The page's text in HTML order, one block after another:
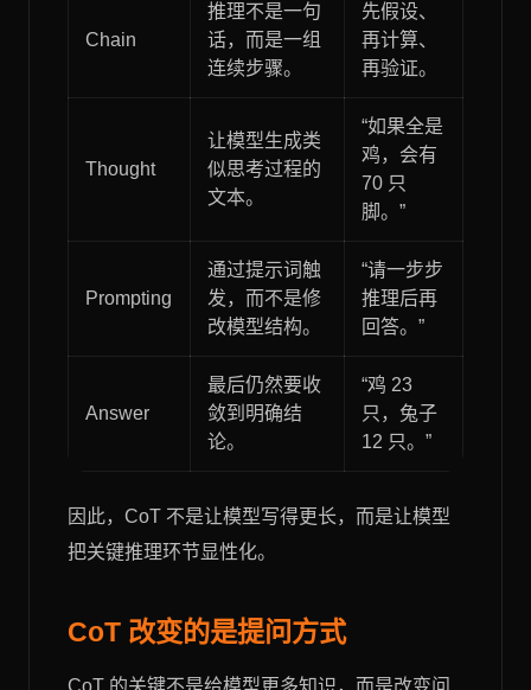
Chain
推理不是一句
话，而是一组
连续步骤。
先假设、
再计算、
再验证。
Thought
让模型生成类
似思考过程的
文本。
“如果全是
鸡，会有
70 只
脚。”
Prompting
通过提示词触
发，而不是修
改模型结构。
“请一步步
推理后再
回答。”
Answer
最后仍然要收
敛到明确结
论。
“鸡 23
只，兔子
12 只。”
因此，CoT 不是让模型写得更长，而是让模型
把关键推理环节显性化。
CoT 改变的是提问方式